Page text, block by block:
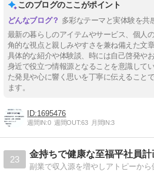
このブログのここがポイント
多彩なテーマと実体験を共
最新の暮らしのアイテムやサービス、個人
角的な視点と親しみやすさを兼ね備えた文
具体的な紹介や体験談、時には自己啓発や
身近で役立つ情報源となることを意識して
た発見や心に響く思いを丁寧に伝えること
ます。
1695476
週間IN:0 週間OUT:63 月間IN:3
23
金持ちで健康な至福平社員計
副業で収入源を増やしアトピーか